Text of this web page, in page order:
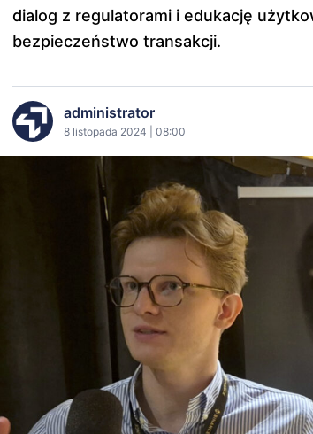
dialog z regulatorami i edukację
bezpieczeństwo transakcji.
administrator
8 listopada 2024 | 08:00